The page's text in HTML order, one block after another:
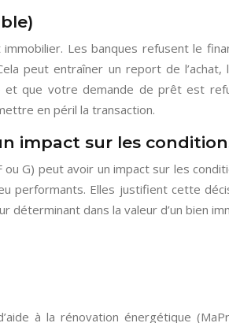
Les banques refusent le
peut entraîner un report de
que votre demande de prêt est
en péril la transaction.
impact sur les
G) peut avoir un impact sur les
performants. Elles justifient cette
déterminant dans la valeur d’un bien
à la rénovation énergétique